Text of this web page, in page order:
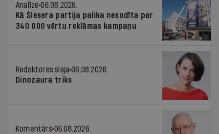
Analīze 06.08.2026.
Kā Šlesera partija palika nesodīta par
340 000 vērtu reklāmas kampaņu
Redaktores sleja 06.08.2026.
Dinozaura triks
Komentārs 06.08.2026.